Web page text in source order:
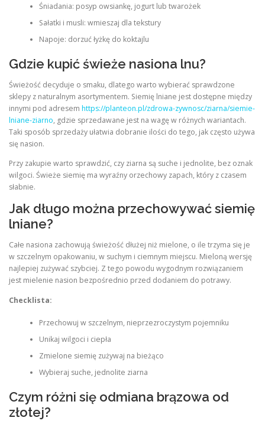
Śniadania: posyp owsiankę, jogurt lub twarożek
Sałatki i musli: wmieszaj dla tekstury
Napoje: dorzuć łyżkę do koktajlu
Gdzie kupić świeże nasiona lnu?
Świeżość decyduje o smaku, dlatego warto wybierać sprawdzone
sklepy z naturalnym asortymentem. Siemię lniane jest dostępne między
innymi pod adresem https://planteon.pl/zdrowa-zywnosc/ziarna/siemie-
lniane-ziarno, gdzie sprzedawane jest na wagę w różnych wariantach.
Taki sposób sprzedaży ułatwia dobranie ilości do tego, jak często używa
się nasion.
Przy zakupie warto sprawdzić, czy ziarna są suche i jednolite, bez oznak
wilgoci. Świeże siemię ma wyraźny orzechowy zapach, który z czasem
słabnie.
Jak długo można przechowywać siemię
lniane?
Całe nasiona zachowują świeżość dłużej niż mielone, o ile trzyma się je
w szczelnym opakowaniu, w suchym i ciemnym miejscu. Mieloną wersję
najlepiej zużywać szybciej. Z tego powodu wygodnym rozwiązaniem
jest mielenie nasion bezpośrednio przed dodaniem do potrawy.
Checklista:
Przechowuj w szczelnym, nieprzezroczystym pojemniku
Unikaj wilgoci i ciepła
Zmielone siemię zużywaj na bieżąco
Wybieraj suche, jednolite ziarna
Czym różni się odmiana brązowa od
złotej?